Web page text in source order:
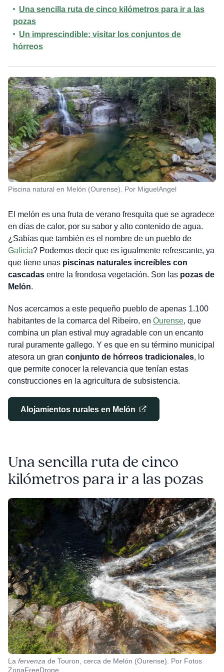
Una sencilla ruta de cinco kilómetros para ir a las
pozas
Un imprescindible: visitar los conjuntos de
hórreos
Piscina natural en Melón (Ourense). Por MiguelAngel
El melón es una fruta de verano fresquita que se agradece
en días de calor, por su sabor y alto contenido de agua.
¿Sabías que también es el nombre de un pueblo de
Galicia? Podemos decir que es igualmente refrescante, ya
que tiene unas piscinas naturales increíbles con
cascadasentre la frondosa vegetación. Son las pozas de
Melón.
Nos acercamos a este pequeño pueblo de apenas 1.100
habitantes de la comarca del Ribeiro, en Ourense, que
combina un plan estival muy agradable con un encanto
rural puramente gallego. Y es que en su término municipal
atesora un gran conjunto de hórreos tradicionales, lo
que permite conocer la relevancia que tenían estas
construcciones en la agricultura de subsistencia.
Alojamientos rurales en Melón
Una sencilla ruta de cinco
kilómetros para ir a las pozas
La fervenzade Touron, cerca de Melón (Ourense). Por Fotos
ZonaFreeDrone